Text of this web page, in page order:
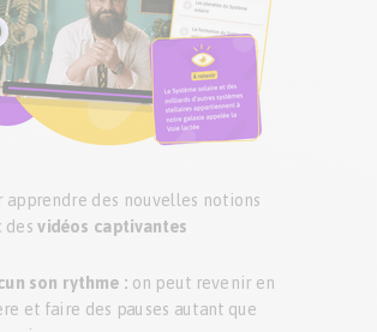
apprendre des nouvelles notions
desvidéos captivantes
son rythme : on peut revenir en
et faire des pauses autant que